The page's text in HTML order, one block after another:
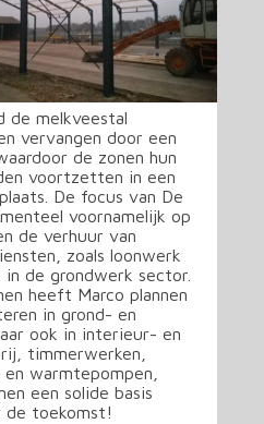
de melkveestal
vervangen door een
de zonen hun
voortzetten in een
De focus van De
voornamelijk op
de verhuur van
zoals loonwerk
de grondwerk sector.
heeft Marco plannen
in grond- en
ook in interieur- en
timmerwerken,
warmtepompen,
een solide basis
de toekomst!